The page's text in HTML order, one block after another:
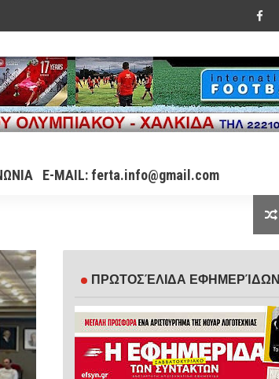
E-MAIL: ferta.info@gmail.com
ΠΡΩΤΟΣΈΛΙΔΑ ΕΦΗΜΕΡΊΔΩΝ